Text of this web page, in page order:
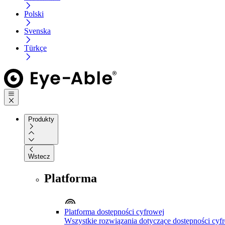
Polski
Svenska
Türkçe
Produkty
Wstecz
Platforma
Platforma dostępności cyfrowej
Wszystkie rozwiązania dotyczące dostępności